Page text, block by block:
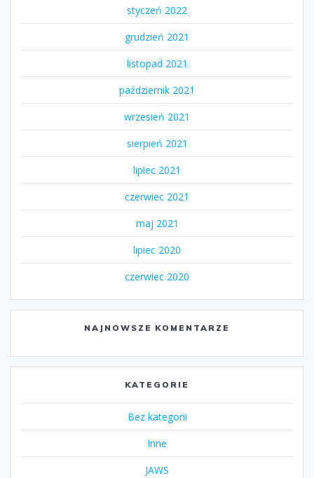
styczeń 2022
grudzień 2021
listopad 2021
październik 2021
wrzesień 2021
sierpień 2021
lipiec 2021
czerwiec 2021
maj 2021
lipiec 2020
czerwiec 2020
NAJNOWSZE KOMENTARZE
KATEGORIE
Bez kategorii
Inne
JAWS